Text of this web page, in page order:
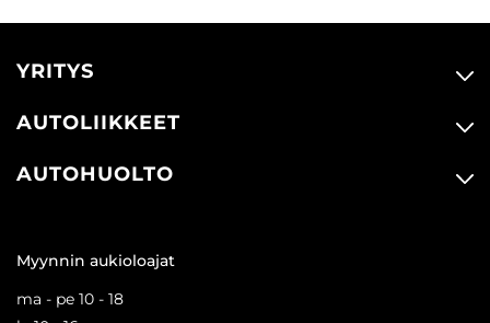
YRITYS
AUTOLIIKKEET
AUTOHUOLTO
Myynnin aukioloajat
ma - pe 10 - 18